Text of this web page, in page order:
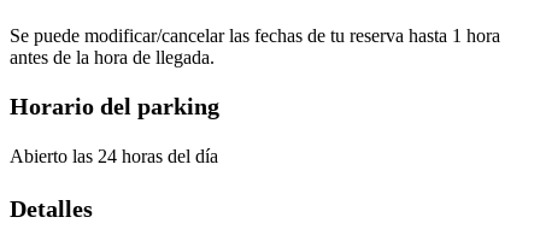
Se puede modificar/cancelar las fechas de tu reserva hasta 1 hora
antes de la hora de llegada.
Horario del parking
Abierto las 24 horas del día
Detalles